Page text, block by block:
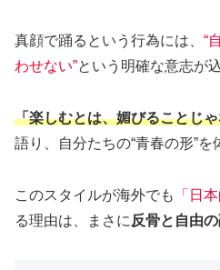
真顔で踊るという行為には、 “
わせない”という明確な意志が
「楽しむとは、媚びることじ
語り、自分たちの“青春の形”を
このスタイルが海外でも 「日
る理由は、まさに 反骨と自由